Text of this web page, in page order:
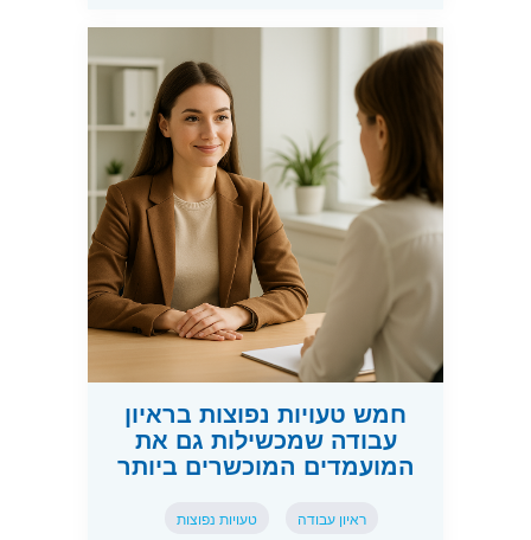
חמש טעויות נפוצות בראיון
עבודה שמכשילות גם את
המועמדים המוכשרים ביותר
ראיון עבודה טעויות נפוצות